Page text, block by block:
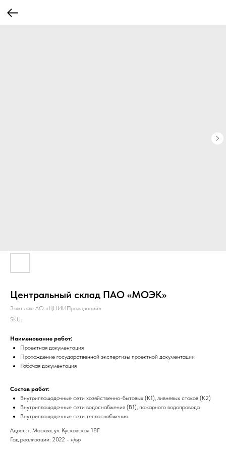
Центральный склад ПАО «МОЭК»
Заказчик: АО «ЦНИИПромзданий»
SKU:
Наименование работ:
Проектная документация
Прохождение государственной экспертизы проектной документации
Рабочая документация
Состав работ:
Внутриплощадочные сети хозяйственно-бытовых (К1), ливневых стоков (К2)
Внутриплощадочные сети водоснабжения (В1), пожарного водопровода
Внутриплощадочные сети теплоснабжения
Адрес: г. Москва, ул. Кусковская 18Г
Год реализации: 2022 - н/вр